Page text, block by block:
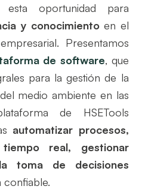
esta oportunidad para
y conocimientoen el
Presentamos
de software, que
para la gestión de la
medio ambiente en las
de HSETools
automatizar procesos,
real, gestionar
toma de decisiones
confiable.